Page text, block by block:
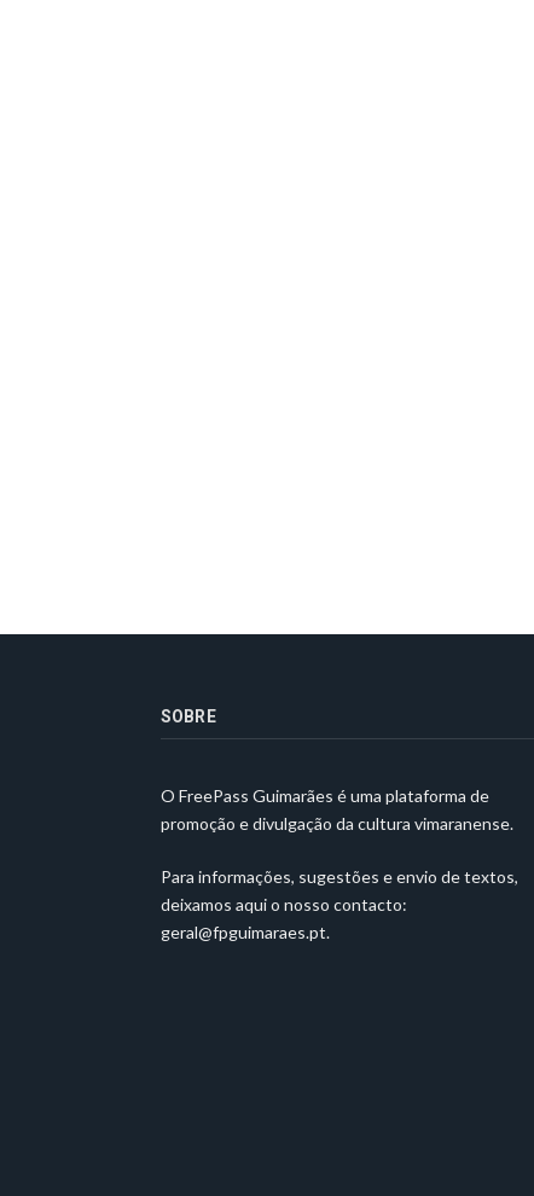
SOBRE
O FreePass Guimarães é uma plataforma de
promoção e divulgação da cultura vimaranense.
Para informações, sugestões e envio de textos,
deixamos aqui o nosso contacto:
geral@fpguimaraes.pt.